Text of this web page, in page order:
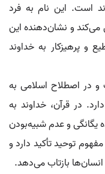
است. این نام به فرد
می‌کند و نشان‌دهنده این
و پرهیزکار به خداوند
و در اصطلاح اسلامی به
در قرآن، خداوند به
و عدم شبیه‌بودن
توحید تأکید دارد و
بازتاب می‌دهد.